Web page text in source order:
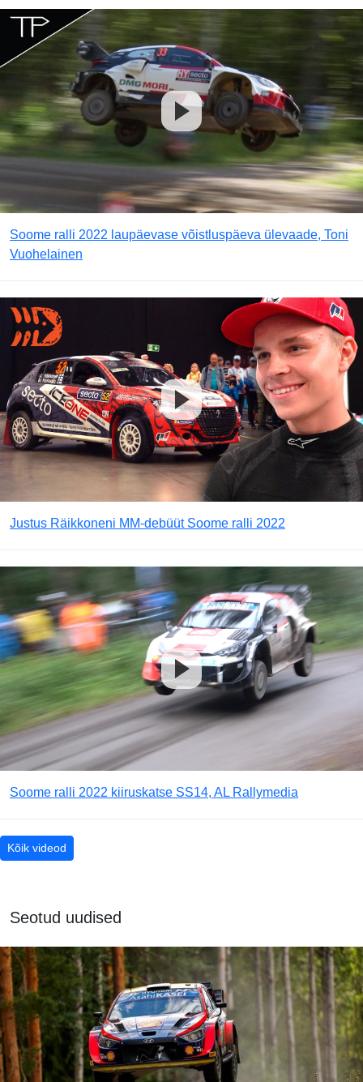
Soome ralli 2022 laupäevase võistluspäeva ülevaade, Toni
Vuohelainen
Justus Räikkoneni MM-debüüt Soome ralli 2022
Soome ralli 2022 kiiruskatse SS14, AL Rallymedia
Kõik videod
Seotud uudised